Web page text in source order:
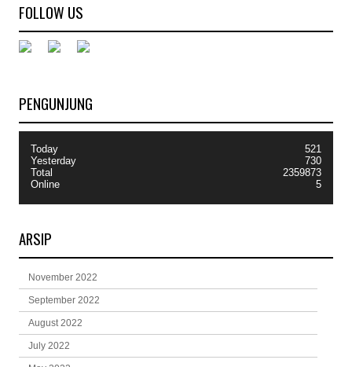
FOLLOW US
PENGUNJUNG
Today
Yesterday
Total
Online
521
730
2359873
5
ARSIP
November 2022
September 2022
August 2022
July 2022